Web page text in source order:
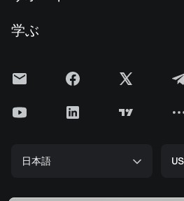
F1 Oracle Red Bull Racing 公式スポン
クッキーポリシー
準備金証明
現物取引
投資センター
手数料
上場申請
学ぶ
Gateニュース
ETHアップグレード
日本語